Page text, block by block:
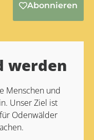
Abonnieren
werden
Menschen und
Unser Ziel ist
Odenwälder